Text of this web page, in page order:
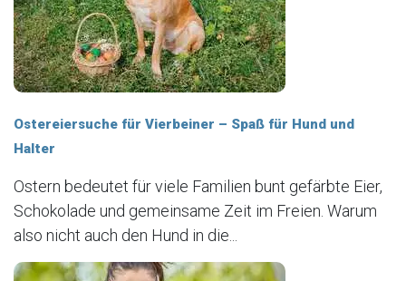
Ostereiersuche für Vierbeiner – Spaß für Hund und
Halter
Ostern bedeutet für viele Familien bunt gefärbte Eier,
Schokolade und gemeinsame Zeit im Freien. Warum
also nicht auch den Hund in die...